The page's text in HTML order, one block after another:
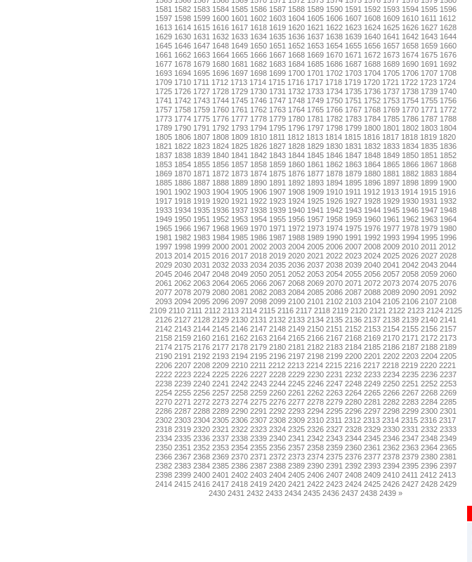
1581 1582 1583 1584 1585 1586 1587 1588 1589 1590 1591 1592 1593 1594 1595 1596
1597 1598 1599 1600 1601 1602 1603 1604 1605 1606 1607 1608 1609 1610 1611 1612
1613 1614 1615 1616 1617 1618 1619 1620 1621 1622 1623 1624 1625 1626 1627 1628
1629 1630 1631 1632 1633 1634 1635 1636 1637 1638 1639 1640 1641 1642 1643 1644
1645 1646 1647 1648 1649 1650 1651 1652 1653 1654 1655 1656 1657 1658 1659 1660
1661 1662 1663 1664 1665 1666 1667 1668 1669 1670 1671 1672 1673 1674 1675 1676
1677 1678 1679 1680 1681 1682 1683 1684 1685 1686 1687 1688 1689 1690 1691 1692
1693 1694 1695 1696 1697 1698 1699 1700 1701 1702 1703 1704 1705 1706 1707 1708
1709 1710 1711 1712 1713 1714 1715 1716 1717 1718 1719 1720 1721 1722 1723 1724
1725 1726 1727 1728 1729 1730 1731 1732 1733 1734 1735 1736 1737 1738 1739 1740
1741 1742 1743 1744 1745 1746 1747 1748 1749 1750 1751 1752 1753 1754 1755 1756
1757 1758 1759 1760 1761 1762 1763 1764 1765 1766 1767 1768 1769 1770 1771 1772
1773 1774 1775 1776 1777 1778 1779 1780 1781 1782 1783 1784 1785 1786 1787 1788
1789 1790 1791 1792 1793 1794 1795 1796 1797 1798 1799 1800 1801 1802 1803 1804
1805 1806 1807 1808 1809 1810 1811 1812 1813 1814 1815 1816 1817 1818 1819 1820
1821 1822 1823 1824 1825 1826 1827 1828 1829 1830 1831 1832 1833 1834 1835 1836
1837 1838 1839 1840 1841 1842 1843 1844 1845 1846 1847 1848 1849 1850 1851 1852
1853 1854 1855 1856 1857 1858 1859 1860 1861 1862 1863 1864 1865 1866 1867 1868
1869 1870 1871 1872 1873 1874 1875 1876 1877 1878 1879 1880 1881 1882 1883 1884
1885 1886 1887 1888 1889 1890 1891 1892 1893 1894 1895 1896 1897 1898 1899 1900
1901 1902 1903 1904 1905 1906 1907 1908 1909 1910 1911 1912 1913 1914 1915 1916
1917 1918 1919 1920 1921 1922 1923 1924 1925 1926 1927 1928 1929 1930 1931 1932
1933 1934 1935 1936 1937 1938 1939 1940 1941 1942 1943 1944 1945 1946 1947 1948
1949 1950 1951 1952 1953 1954 1955 1956 1957 1958 1959 1960 1961 1962 1963 1964
1965 1966 1967 1968 1969 1970 1971 1972 1973 1974 1975 1976 1977 1978 1979 1980
1981 1982 1983 1984 1985 1986 1987 1988 1989 1990 1991 1992 1993 1994 1995 1996
1997 1998 1999 2000 2001 2002 2003 2004 2005 2006 2007 2008 2009 2010 2011 2012
2013 2014 2015 2016 2017 2018 2019 2020 2021 2022 2023 2024 2025 2026 2027 2028
2029 2030 2031 2032 2033 2034 2035 2036 2037 2038 2039 2040 2041 2042 2043 2044
2045 2046 2047 2048 2049 2050 2051 2052 2053 2054 2055 2056 2057 2058 2059 2060
2061 2062 2063 2064 2065 2066 2067 2068 2069 2070 2071 2072 2073 2074 2075 2076
2077 2078 2079 2080 2081 2082 2083 2084 2085 2086 2087 2088 2089 2090 2091 2092
2093 2094 2095 2096 2097 2098 2099 2100 2101 2102 2103 2104 2105 2106 2107 2108
2109 2110 2111 2112 2113 2114 2115 2116 2117 2118 2119 2120 2121 2122 2123 2124 2125
2126 2127 2128 2129 2130 2131 2132 2133 2134 2135 2136 2137 2138 2139 2140 2141
2142 2143 2144 2145 2146 2147 2148 2149 2150 2151 2152 2153 2154 2155 2156 2157
2158 2159 2160 2161 2162 2163 2164 2165 2166 2167 2168 2169 2170 2171 2172 2173
2174 2175 2176 2177 2178 2179 2180 2181 2182 2183 2184 2185 2186 2187 2188 2189
2190 2191 2192 2193 2194 2195 2196 2197 2198 2199 2200 2201 2202 2203 2204 2205
2206 2207 2208 2209 2210 2211 2212 2213 2214 2215 2216 2217 2218 2219 2220 2221
2222 2223 2224 2225 2226 2227 2228 2229 2230 2231 2232 2233 2234 2235 2236 2237
2238 2239 2240 2241 2242 2243 2244 2245 2246 2247 2248 2249 2250 2251 2252 2253
2254 2255 2256 2257 2258 2259 2260 2261 2262 2263 2264 2265 2266 2267 2268 2269
2270 2271 2272 2273 2274 2275 2276 2277 2278 2279 2280 2281 2282 2283 2284 2285
2286 2287 2288 2289 2290 2291 2292 2293 2294 2295 2296 2297 2298 2299 2300 2301
2302 2303 2304 2305 2306 2307 2308 2309 2310 2311 2312 2313 2314 2315 2316 2317
2318 2319 2320 2321 2322 2323 2324 2325 2326 2327 2328 2329 2330 2331 2332 2333
2334 2335 2336 2337 2338 2339 2340 2341 2342 2343 2344 2345 2346 2347 2348 2349
2350 2351 2352 2353 2354 2355 2356 2357 2358 2359 2360 2361 2362 2363 2364 2365
2366 2367 2368 2369 2370 2371 2372 2373 2374 2375 2376 2377 2378 2379 2380 2381
2382 2383 2384 2385 2386 2387 2388 2389 2390 2391 2392 2393 2394 2395 2396 2397
2398 2399 2400 2401 2402 2403 2404 2405 2406 2407 2408 2409 2410 2411 2412 2413
2414 2415 2416 2417 2418 2419 2420 2421 2422 2423 2424 2425 2426 2427 2428 2429
2430 2431 2432 2433 2434 2435 2436 2437 2438 2439 »